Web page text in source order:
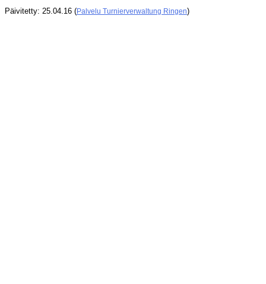
Päivitetty: 25.04.16 (Palvelu Turnierverwaltung Ringen)